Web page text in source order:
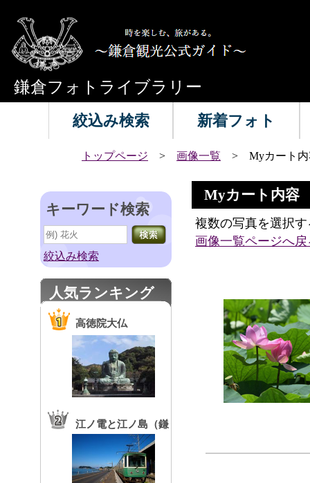
鎌倉フォトライブラリー
絞込み検索 新着フォト
トップページ > 画像一覧 > Myカート内
キーワード検索
絞込み検索
人気ランキング
高徳院大仏
江ノ電と江ノ島（鎌
倉高校前駅）
Myカート内容
複数の写真を選択
画像一覧ページへ戻